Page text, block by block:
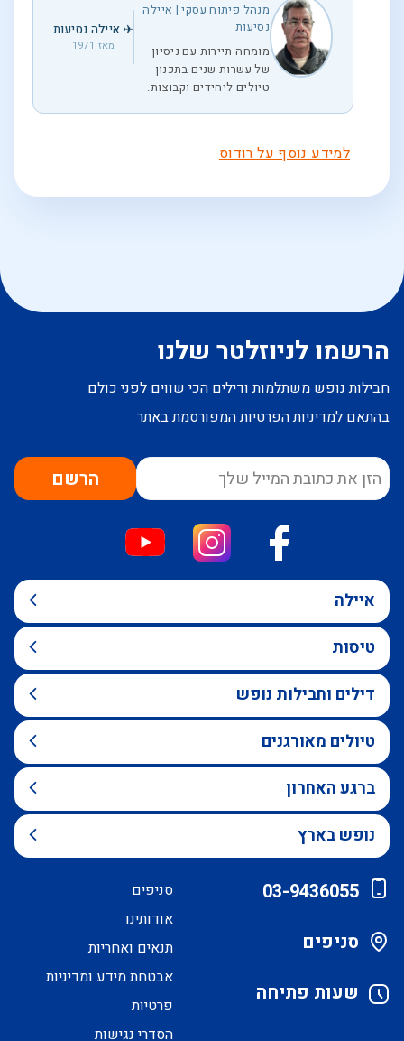
מנהל פיתוח עסקי | איילה
נסיעות
מומחה תיירות עם ניסיון
של עשרות שנים בתכנון
טיולים ליחידים וקבוצות.
✈ איילה נסיעות
מאז 1971
למידע נוסף על רודוס
הרשמו לניוזלטר שלנו
חבילות נופש משתלמות ודילים הכי שווים לפני כולם
בהתאם למדיניות הפרטיותהמפורסמת באתר
הרשם
איילה
טיסות
דילים וחבילות נופש
טיולים מאורגנים
ברגע האחרון
נופש בארץ
03-9436055
סניפים
שעות פתיחה
סניפים
אודותינו
תנאים ואחריות
אבטחת מידע ומדיניות
פרטיות
הסדרי נגישות